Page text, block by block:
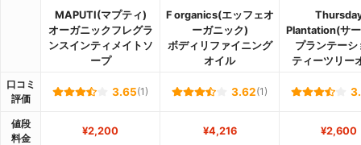
MAPUTI(マプティ)
オーガニックフレグラ
ンスインティメイトソ
ープ
F organics(エッフェオ
ーガニック)
ボディリファイニング
オイル
Plantation(サ
プランテーシ
ティーツリー
口コミ
評価
3.65(1) 3.62(1)
値段
料金
¥2,200 ¥4,216 ¥2,600